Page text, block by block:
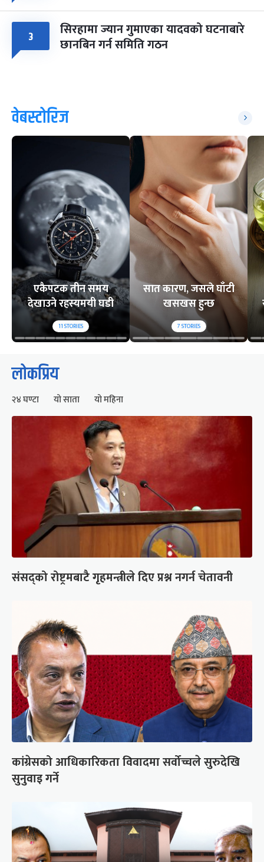
३ सिरहामा ज्यान गुमाएका यादवको घटनाबारे
छानबिन गर्न समिति गठन
वेबस्टोरिज
एकैपटक तीन समय
देखाउने रहस्यमयी घडी
11STORIES
सात कारण, जसले घाँटी
खसखस हुन्छ
7STORIES
लोकप्रिय
२४ घण्टा यो साता यो महिना
संसद्को रोष्ट्रमबाटै गृहमन्त्रीले दिए प्रश्न नगर्न चेतावनी
कांग्रेसको आधिकारिकता विवादमा सर्वोच्चले सुरुदेखि
सुनुवाइ गर्ने